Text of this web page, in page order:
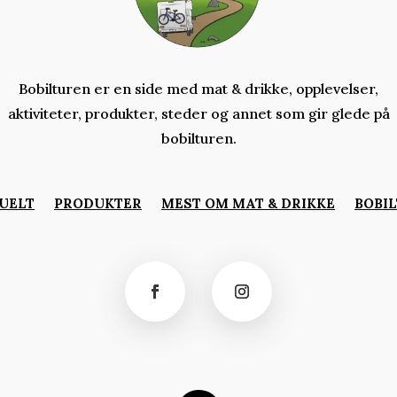
Bobilturen er en side med mat & drikke, opplevelser,
aktiviteter, produkter, steder og annet som gir glede på
bobilturen.
PRODUKTER MEST OM MAT & DRIKKE